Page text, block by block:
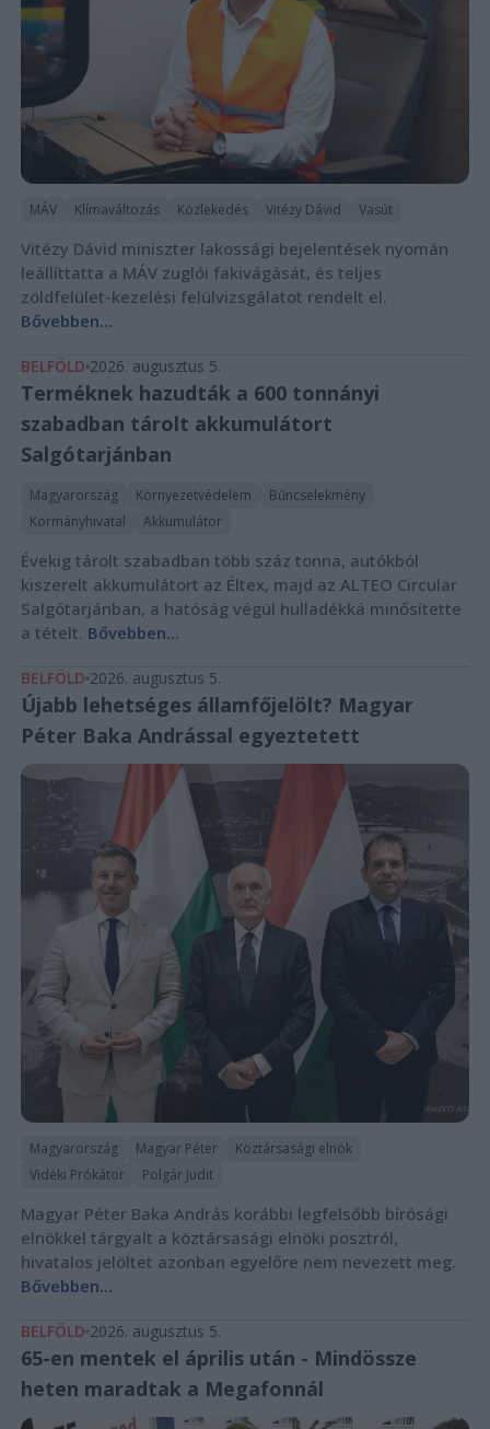
MÁV Klímaváltozás Közlekedés Vitézy Dávid Vasút
Vitézy Dávid miniszter lakossági bejelentések nyomán
leállíttatta a MÁV zuglói fakivágását, és teljes
zöldfelület-kezelési felülvizsgálatot rendelt el.
Bővebben...
BELFÖLD 2026. augusztus 5.
Terméknek hazudták a 600 tonnányi
szabadban tárolt akkumulátort
Salgótarjánban
Magyarország Környezetvédelem
Bűncselekmény
Kormányhivatal
Akkumulátor
Évekig tárolt szabadban több száz tonna, autókból
kiszerelt akkumulátort az Éltex, majd az ALTEO Circular
Salgótarjánban, a hatóság végül hulladékká minősítette
a tételt. Bővebben...
BELFÖLD 2026. augusztus 5.
Újabb lehetséges államfőjelölt? Magyar
Péter Baka Andrással egyeztetett
Magyarország Magyar Péter
Köztársasági elnök
Vidéki Prókátor
Polgár Judit
Magyar Péter Baka András korábbi legfelsőbb bírósági
elnökkel tárgyalt a köztársasági elnöki posztról,
hivatalos jelöltet azonban egyelőre nem nevezett meg.
Bővebben...
BELFÖLD 2026. augusztus 5.
65-en mentek el április után - Mindössze
heten maradtak a Megafonnál